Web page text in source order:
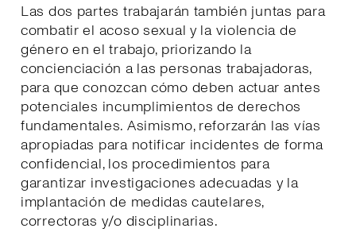
Las dos partes trabajarán también juntas para
combatir el acoso sexual y la violencia de
género en el trabajo, priorizando la
concienciación a las personas trabajadoras,
para que conozcan cómo deben actuar antes
potenciales incumplimientos de derechos
fundamentales. Asimismo, reforzarán las vías
apropiadas para notificar incidentes de forma
confidencial, los procedimientos para
garantizar investigaciones adecuadas y la
implantación de medidas cautelares,
correctoras y/o disciplinarias.